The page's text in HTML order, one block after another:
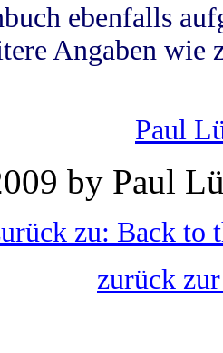
ebenfalls
Angaben wie
Paul
by Paul
zu: Back to
zurück